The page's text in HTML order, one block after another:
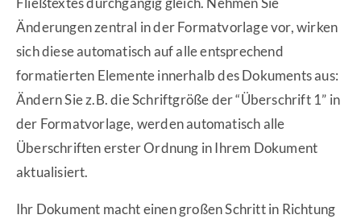
Änderungen zentral in der Formatvorlage vor, wirken
sich diese automatisch auf alle entsprechend
formatierten Elemente innerhalb des Dokuments aus:
Ändern Sie z.B. die Schriftgröße der “Überschrift 1” in
der Formatvorlage, werden automatisch alle
Überschriften erster Ordnung in Ihrem Dokument
aktualisiert.
Ihr Dokument macht einen großen Schritt in Richtung